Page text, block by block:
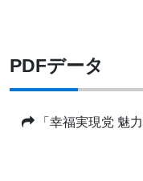
PDFデータ
「幸福実現党 魅